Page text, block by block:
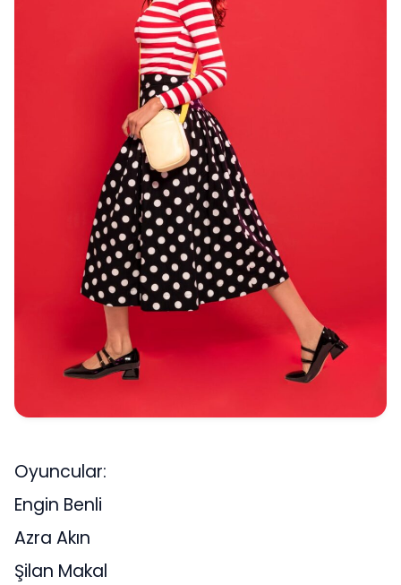
Oyuncular:
Engin Benli
Azra Akın
Şilan Makal